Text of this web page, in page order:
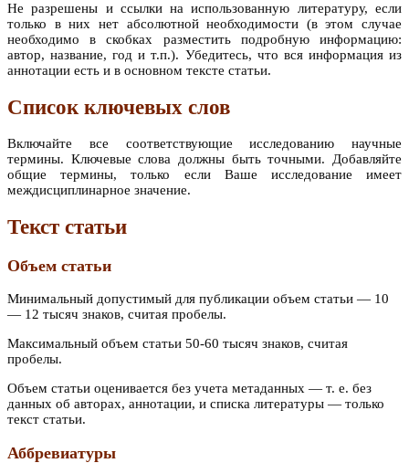
Не разрешены и ссылки на использованную литературу, если
только в них нет абсолютной необходимости (в этом случае
необходимо в скобках разместить подробную информацию:
автор, название, год и т.п.). Убедитесь, что вся информация из
аннотации есть и в основном тексте статьи.
Список ключевых слов
Включайте все соответствующие исследованию научные
термины. Ключевые слова должны быть точными. Добавляйте
общие термины, только если Ваше исследование имеет
междисциплинарное значение.
Текст статьи
Объем статьи
Минимальный допустимый для публикации объем статьи — 10
— 12 тысяч знаков, считая пробелы.
Максимальный объем статьи 50-60 тысяч знаков, считая
пробелы.
Объем статьи оценивается без учета метаданных — т. е. без
данных об авторах, аннотации, и списка литературы — только
текст статьи.
Аббревиатуры